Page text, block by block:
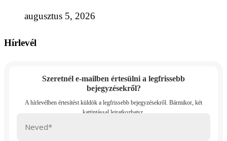
augusztus 5, 2026
Hírlevél
Szeretnél e-mailben értesülni a legfrissebb
bejegyzésekről?